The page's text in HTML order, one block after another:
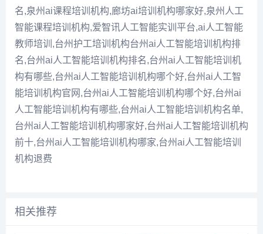
名,泉州ai课程培训机构,廊坊ai培训机构哪家好,泉州人工
智能课程培训机构,爱智讯人工智能实训平台,ai人工智能
教师培训,台州护工培训机构台州ai人工智能培训机构排
名,台州ai人工智能培训机构排名,台州ai人工智能培训机
构有哪些,台州ai人工智能培训机构哪个好,台州ai人工智
能培训机构官网,台州ai人工智能培训机构哪个好,台州ai
人工智能培训机构有哪些,台州ai人工智能培训机构名单,
台州ai人工智能培训机构哪家好,台州ai人工智能培训机构
前十,台州ai人工智能培训机构哪家,台州ai人工智能培训
机构退费
相关推荐